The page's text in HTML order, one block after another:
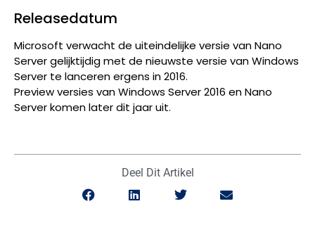
Releasedatum
Microsoft verwacht de uiteindelijke versie van Nano
Server gelijktijdig met de nieuwste versie van Windows
Server te lanceren ergens in 2016.
Preview versies van Windows Server 2016 en Nano
Server komen later dit jaar uit.
Deel Dit Artikel